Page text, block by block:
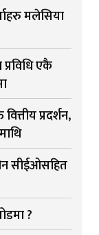
मलेसिया
एकै
प्रदर्शन,
सीईओसहित
?